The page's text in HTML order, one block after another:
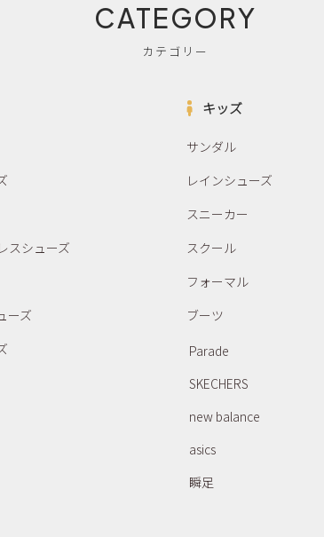
CATEGORY
カテゴリー
スシューズ
ーズ
キッズ
サンダル
レインシューズ
スニーカー
スクール
フォーマル
ブーツ
Parade
SKECHERS
new balance
asics
瞬足